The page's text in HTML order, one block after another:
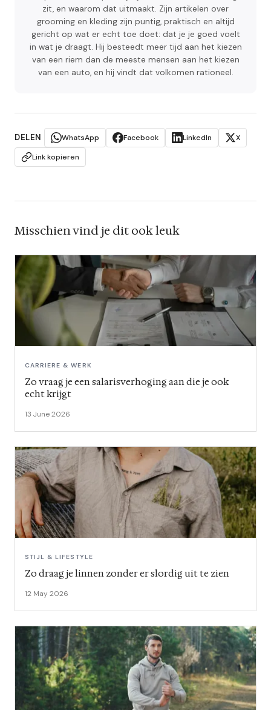
zit, en waarom dat uitmaakt. Zijn artikelen over
grooming en kleding zijn puntig, praktisch en altijd
gericht op wat er echt toe doet: dat je je goed voelt
in wat je draagt. Hij besteedt meer tijd aan het kiezen
van een riem dan de meeste mensen aan het kiezen
van een auto, en hij vindt dat volkomen rationeel.
DELEN WhatsApp Facebook LinkedIn
X
Link kopieren
Misschien vind je dit ook leuk
CARRIERE & WERK
Zo vraag je een salarisverhoging aan die je ook
echt krijgt
13 June 2026
STIJL & LIFESTYLE
Zo draag je linnen zonder er slordig uit te zien
12 May 2026